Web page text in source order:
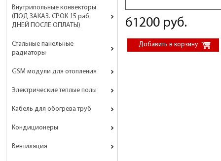
Внутрипольные конвекторы
(ПОД ЗАКАЗ. СРОК 15 раб.
ДНЕЙ ПОСЛЕ ОПЛАТЫ)
Стальные панельные
радиаторы
GSM модули для отопления
Электрические теплые полы
Кабель для обогрева труб
Кондиционеры
Вентиляция
61200 руб.